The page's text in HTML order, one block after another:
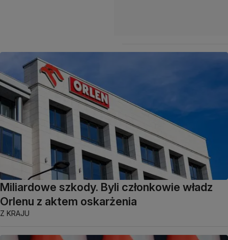
Miliardowe szkody. Byli członkowie władz
Orlenu z aktem oskarżenia
Z KRAJU